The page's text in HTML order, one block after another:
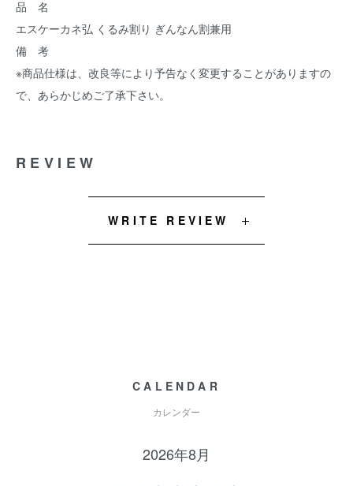
品 名
エスケーカネ弘 くるみ割り ぎんなん割兼用
備 考
※商品仕様は、改良等により予告なく変更することがありますの
で、あらかじめご了承下さい。
REVIEW
WRITE REVIEW
CALENDAR
カレンダー
2026年8月